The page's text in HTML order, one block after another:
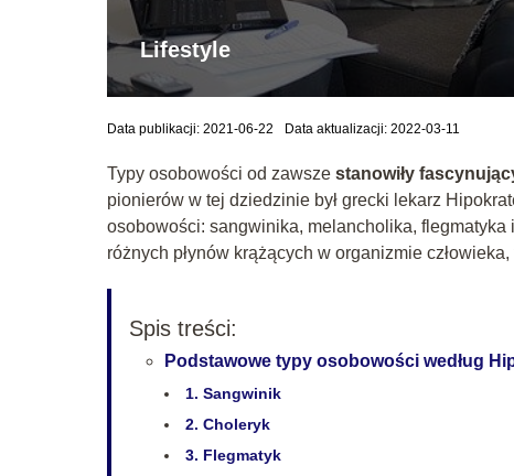
Lifestyle
Data publikacji: 2021-06-22 Data aktualizacji: 2022-03-11
Typy osobowości od zawsze stanowiły
pionierów w tej dziedzinie był grecki lekarz
osobowości: sangwinika, melancholika,
różnych płynów krążących w organizmie
Spis treści:
Podstawowe typy osobowości według
1. Sangwinik
2. Choleryk
3. Flegmatyk